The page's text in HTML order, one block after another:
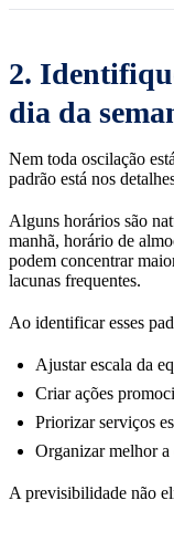
2.
dia da
Nem toda oscilação
padrão está nos
Alguns horários são
manhã, horário de
podem concentrar
lacunas frequentes.
Ao identificar esses
Ajustar escala da
Criar ações
Priorizar serviços
Organizar melhor
A previsibilidade não